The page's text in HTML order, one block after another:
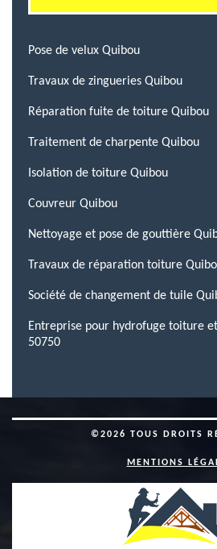
Pose de velux Quibou
Travaux de zingueries Quibou
Réparation fuite de toiture Quibou
Traitement de charpente Quibou
Isolation de toiture Quibou
Couvreur Quibou
Nettoyage et pose de gouttière
Travaux de réparation toiture
Société de changement de tuile
Entreprise pour hydrofuge toiture
50750
©2026 TOUS DROITS
MENTIONS